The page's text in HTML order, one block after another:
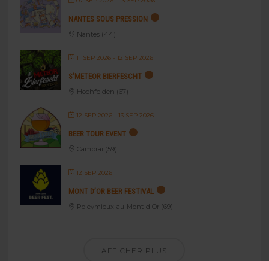
NANTES SOUS PRESSION
Nantes (44)
11 SEP 2026- 12 SEP 2026
S’METEOR BIERFESCHT
Hochfelden (67)
12 SEP 2026- 13 SEP 2026
BEER TOUR EVENT
Cambrai (59)
12 SEP 2026
MONT D’OR BEER FESTIVAL
Poleymieux-au-Mont-d'Or (69)
AFFICHER PLUS